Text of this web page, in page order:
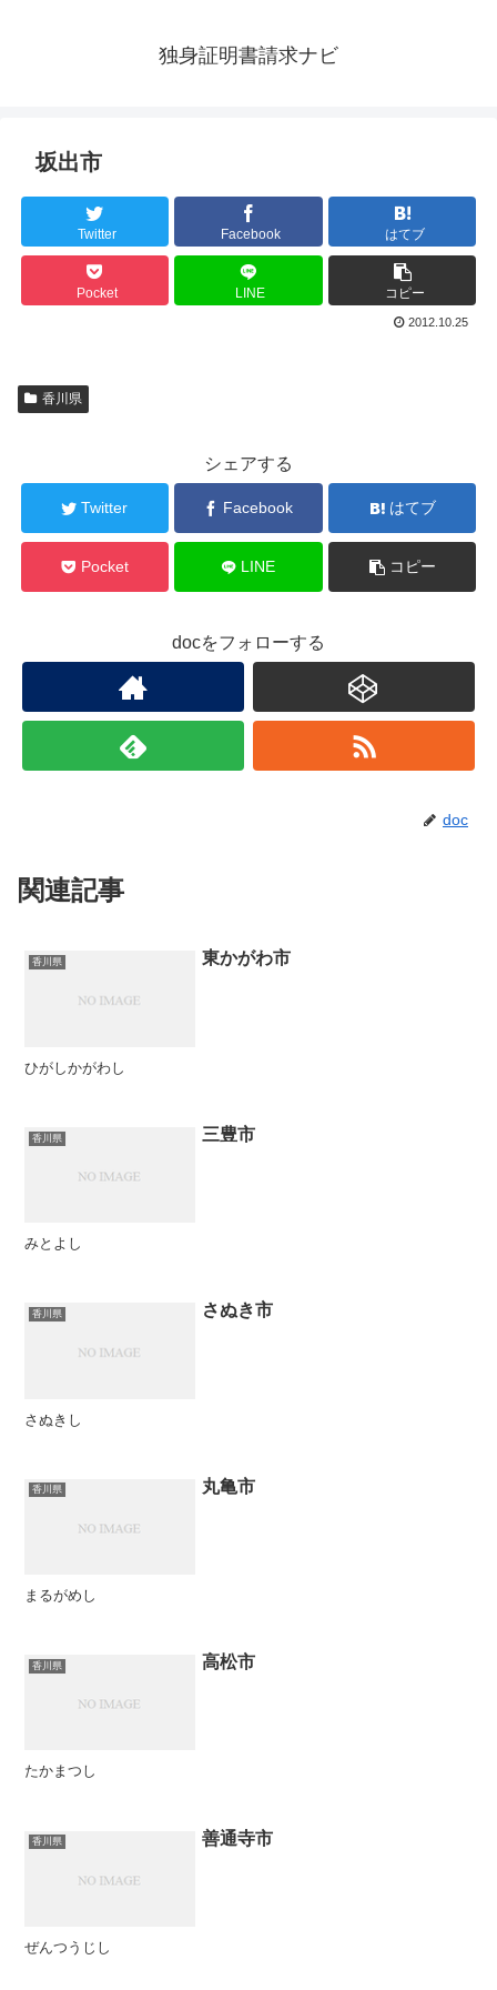
独身証明書請求ナビ
坂出市
Twitter Facebook はてブ
Pocket LINE コピー
2012.10.25
香川県
シェアする
Twitter Facebook はてブ
Pocket LINE コピー
docをフォローする
doc
関連記事
香川県 東かがわ市
ひがしかがわし
香川県 三豊市
みとよし
香川県 さぬき市
さぬきし
香川県 丸亀市
まるがめし
香川県 高松市
たかまつし
香川県 善通寺市
ぜんつうじし